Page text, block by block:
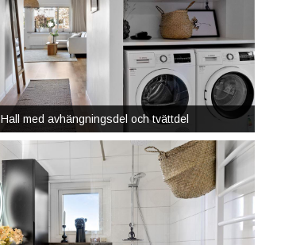
Hall med avhängningsdel och tvättdel